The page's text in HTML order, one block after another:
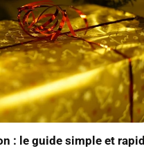
: le guide simple et